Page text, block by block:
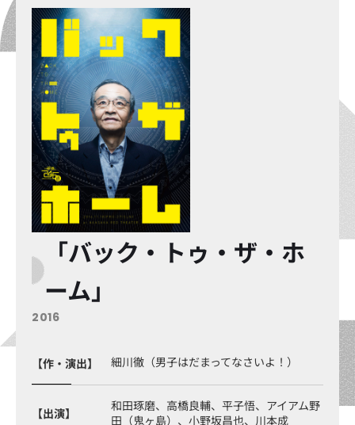
「バック・トゥ・ザ・ホ
ーム」
2016
【作・演出】 細川徹（男子はだまってなさいよ！）
【出演】
和田琢磨、高橋良輔、平子悟、アイアム野
田（鬼ヶ島）、小野坂昌也、川本成